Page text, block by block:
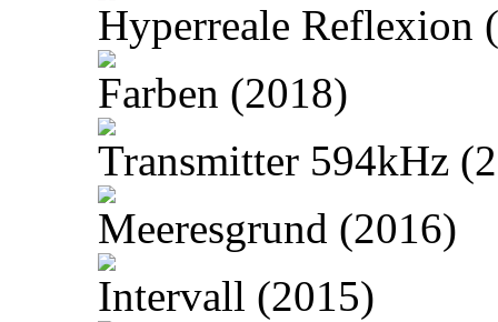
Hyperreale Reflexion
Farben (2018)
Transmitter 594kHz
Meeresgrund (2016)
Intervall (2015)